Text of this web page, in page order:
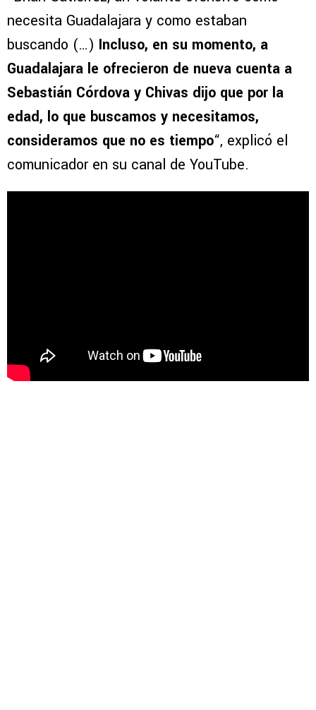
necesita Guadalajara y como estaban
buscando (…) Incluso, en su momento, a
Guadalajara le ofrecieron de nueva cuenta a
Sebastián Córdova y Chivas dijo que por la
edad, lo que buscamos y necesitamos,
consideramos que no es tiempo“, explicó el
comunicador en su canal de YouTube.